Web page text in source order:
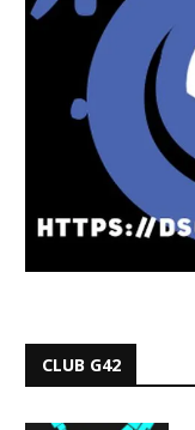
CLUB G42